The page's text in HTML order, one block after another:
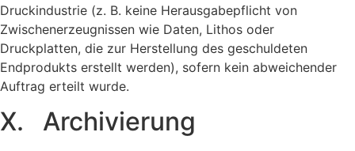
Druckindustrie (z. B. keine Herausgabepflicht von
Zwischenerzeugnissen wie Daten, Lithos oder
Druckplatten, die zur Herstellung des geschuldeten
Endprodukts erstellt werden), sofern kein abweichender
Auftrag erteilt wurde.
X. Archivierung